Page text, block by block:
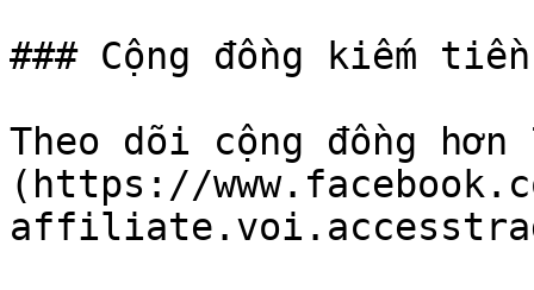
### Cộng đồng kiếm tiền
Theo dõi cộng đồng
(https://